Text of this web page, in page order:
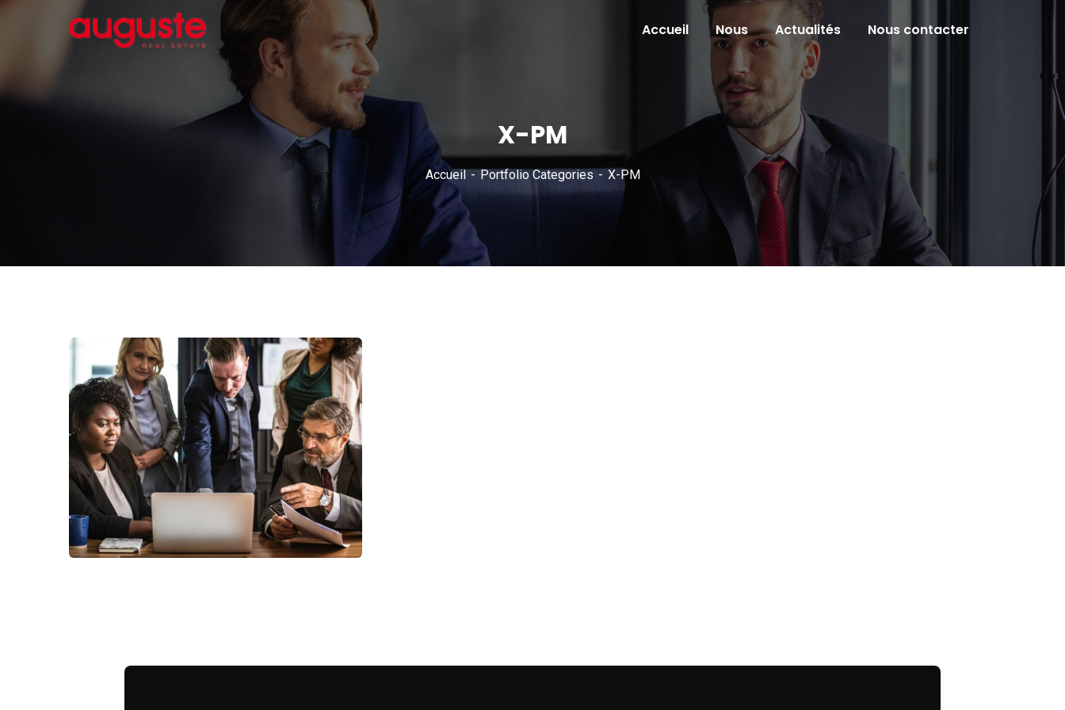
Accueil Nous Actualités Nous contacter
X-PM
Accueil Portfolio Categories X-PM
Recherche de nouveaux
locaux et négociation de
sortie post fusion